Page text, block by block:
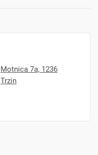
Motnica 7a, 1236
Trzin